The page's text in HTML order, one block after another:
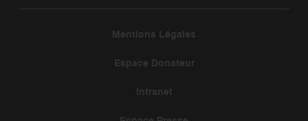
Mentions Légales
Espace Donateur
Intranet